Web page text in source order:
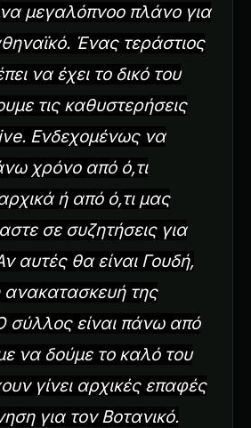
μεγαλόπνοο πλάνο για
Ένας τεράστιος
να έχει το δικό του
τις καθυστερήσεις
Ενδεχομένως να
χρόνο από ό,τι
ή από ό,τι μας
σε συζητήσεις για
αυτές θα είναι Γουδή,
ανακατασκευή της
είναι πάνω από
να δούμε το καλό του
γίνει αρχικές επαφές
για τον Βοτανικό.